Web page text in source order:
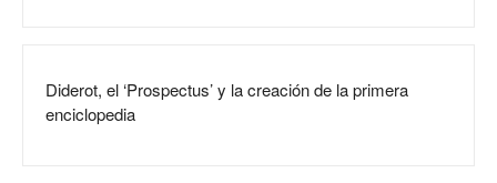
Diderot, el ‘Prospectus’ y la creación de la primera
enciclopedia